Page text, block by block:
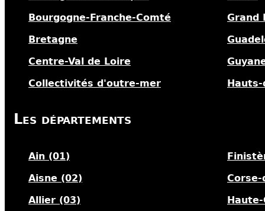
Bourgogne-Franche-Comté
Bretagne
Centre-Val de Loire
Collectivités d'outre-mer
Grand
Hauts-
Les départements
Ain (01)
Aisne (02)
Allier (03)
Corse-